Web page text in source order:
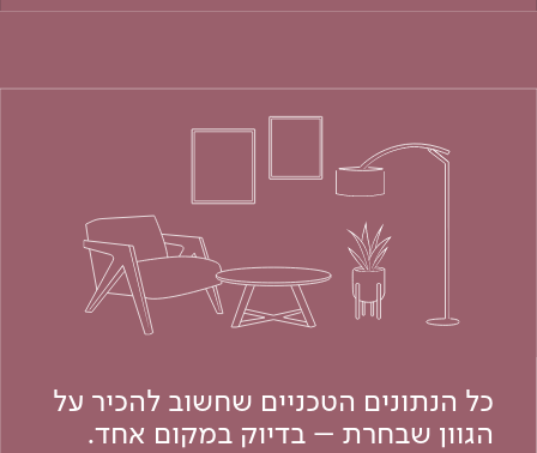
כל הנתונים הטכניים שחשוב להכיר על
הגוון שבחרת – בדיוק במקום אחד.